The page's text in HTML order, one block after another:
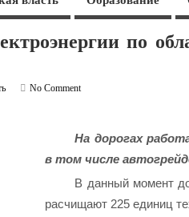
по
No Comment
На дорогах
в том числе
В данный момент
расчищают 225 единиц